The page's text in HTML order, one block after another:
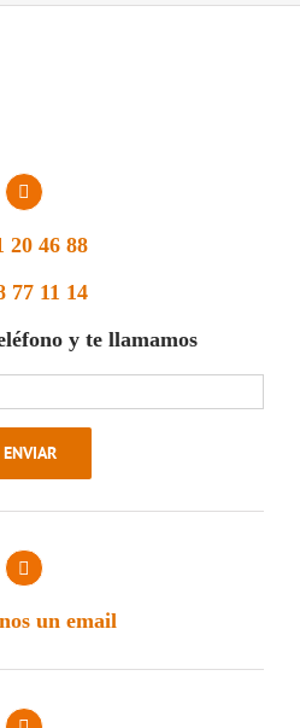
20 46 88
77 11 14
y te llamamos
un email